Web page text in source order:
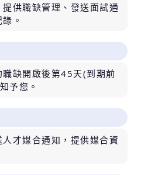
供職缺管理、發送面試通
。
職缺開啟後第45天(到期前
予您。
才媒合通知，提供媒合資